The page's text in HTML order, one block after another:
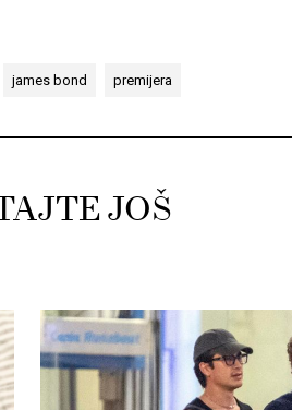
james bond premijera
JOŠ